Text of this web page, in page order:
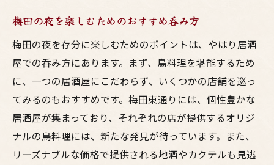
梅田の夜を楽しむためのおすすめ呑み方
梅田の夜を存分に楽しむためのポイントは、やはり居酒
屋での呑み方にあります。まず、鳥料理を堪能するため
に、一つの居酒屋にこだわらず、いくつかの店舗を巡っ
てみるのもおすすめです。梅田東通りには、個性豊かな
居酒屋が集まっており、それぞれの店が提供するオリジ
ナルの鳥料理には、新たな発見が待っています。また、
リーズナブルな価格で提供される地酒やカクテルも見逃